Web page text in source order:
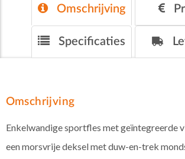
Omschrijving
Specificaties
Omschrijving
Enkelwandige sportfles met geïntegreerde
een morsvrije deksel met duw-en-trek